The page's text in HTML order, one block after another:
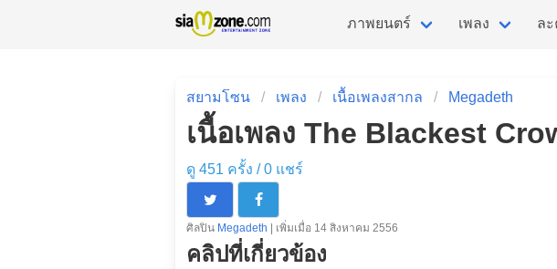
ภาพยนตร์ เพลง ล
สยามโซน เพลง เนื้อเพลงสากล Megadeth
เนื้อเพลง The Blackest
ดู 451 ครั้ง /0 แชร์
ศิลปิน Megadeth | เพิ่มเมื่อ 14 สิงหาคม 2556
คลิปที่เกี่ยวข้อง